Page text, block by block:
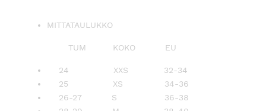
MITTATAULUKKO
TUM KOKO EU
24 XXS 32-34
25 XS 34-36
26-27 S 36-38